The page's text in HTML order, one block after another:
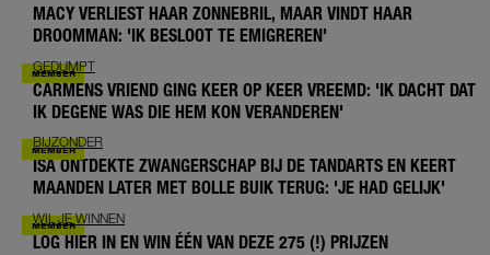
MACY VERLIEST HAAR ZONNEBRIL, MAAR VINDT HAAR
DROOMMAN: 'IK BESLOOT TE EMIGREREN'
GEDUMPT
CARMENS VRIEND GING KEER OP KEER VREEMD: 'IK DACHT DAT
IK DEGENE WAS DIE HEM KON VERANDEREN'
BIJZONDER
ISA ONTDEKTE ZWANGERSCHAP BIJ DE TANDARTS EN KEERT
MAANDEN LATER MET BOLLE BUIK TERUG: 'JE HAD GELIJK'
WIL JE WINNEN
LOG HIER IN EN WIN ÉÉN VAN DEZE 275 (!) PRIJZEN